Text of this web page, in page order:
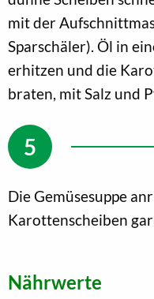
mit der
Sparschäler). Öl in
erhitzen und die
braten, mit Salz und
Die Gemüsesuppe
Karottenscheiben
Nährwerte